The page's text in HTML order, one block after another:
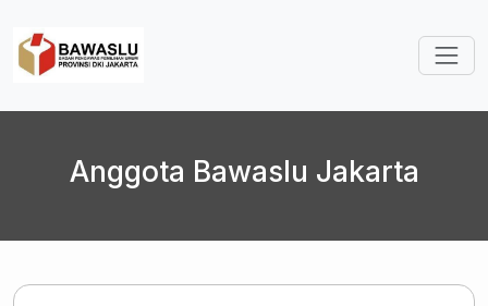
Anggota Bawaslu Jakarta